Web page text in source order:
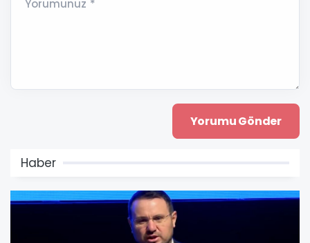
Yorumunuz *
Haber